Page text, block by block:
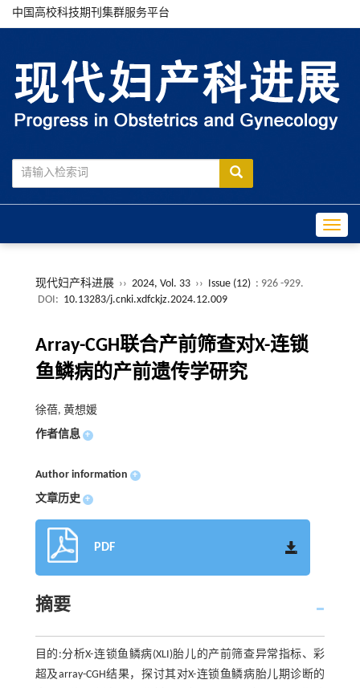
中国高校科技期刊集群服务平台
现代妇产科进展 ›› 2024, Vol. 33 ›› Issue (12) : 926 -929.
DOI: 10.13283/j.cnki.xdfckjz.2024.12.009
Array-CGH联合产前筛查对X-连锁
鱼鳞病的产前遗传学研究
徐蓓, 黄想媛
作者信息 +
Author information +
文章历史 +
PDF
摘要
目的:分析X-连锁鱼鳞病(XLI)胎儿的产前筛查异常指标、彩
超及array-CGH结果，探讨其对X-连锁鱼鳞病胎儿期诊断的